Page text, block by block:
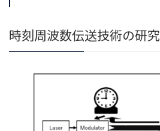
時刻周波数伝送技術の研究